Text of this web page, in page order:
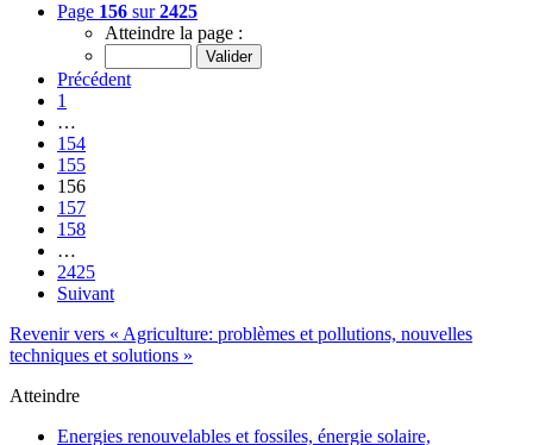
Page 156 sur2425
Atteindre la page :
Précédent
1
…
154
155
156
157
158
…
2425
Suivant
Revenir vers « Agriculture: problèmes et pollutions, nouvelles
techniques et solutions »
Atteindre
Energies renouvelables et fossiles, énergie solaire,